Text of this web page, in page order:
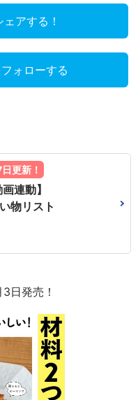
アする！
ォローする
更新！
連動】
物リスト
日発売！